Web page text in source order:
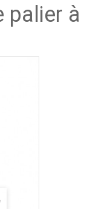
palier à